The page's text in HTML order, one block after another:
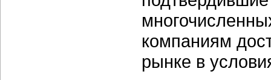
компаниям
рынке в